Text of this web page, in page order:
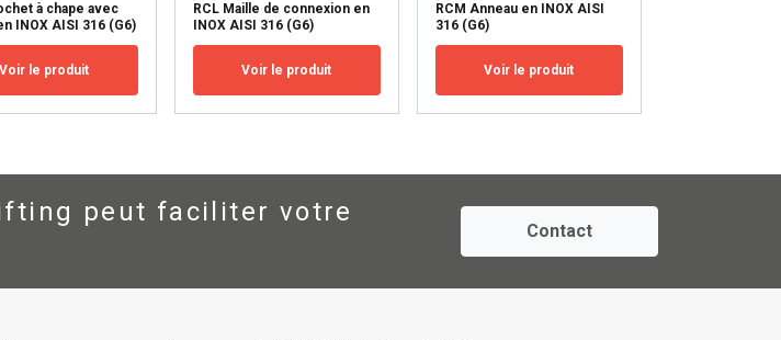
à chape avec
INOX AISI 316 (G6)
Voir le produit
RCL Maille de connexion en
INOX AISI 316 (G6)
Voir le produit
RCM Anneau en INOX AISI
316 (G6)
Voir le produit
peut faciliter votre
Contact